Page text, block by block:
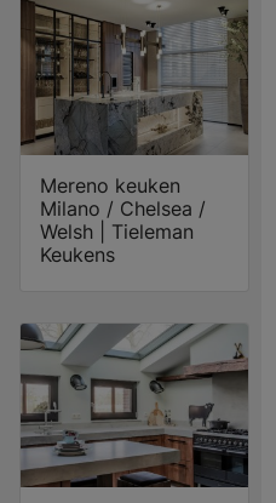
Mereno keuken
Milano / Chelsea /
Welsh | Tieleman
Keukens